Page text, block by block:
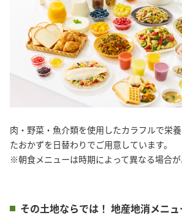
肉・野菜・魚介類を使用したカラフルで栄
たおかずを日替わりでご用意しています。
※朝食メニューは時期によって異なる場合が
その土地ならでは！ 地産地消メニュ